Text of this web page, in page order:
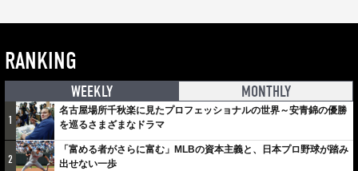
RANKING
WEEKLY MONTHLY
1
名古屋場所千秋楽に見たプロフェッショナルの世界～安青錦の優勝
を巡るさまざまなドラマ
2
「富める者がさらに富む」MLBの資本主義と、日本プロ野球が踏み
出せない一歩